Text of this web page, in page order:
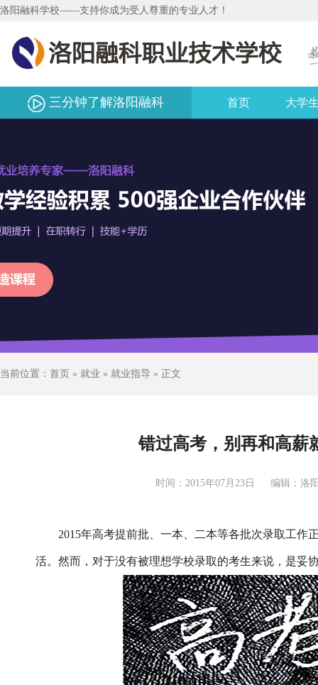
洛阳融科学校——支持你成为受人尊重的专业人才！
三分钟了解洛阳融科 首页 大学
当前位置： 首页 » 就业 » 就业指导 » 正文
错过高考，别再和高薪
时间：2015年07月23日 编辑：洛
2015年高考提前批、一本、二本等各批次录取工作
活。然而，对于没有被理想学校录取的考生来说，是妥